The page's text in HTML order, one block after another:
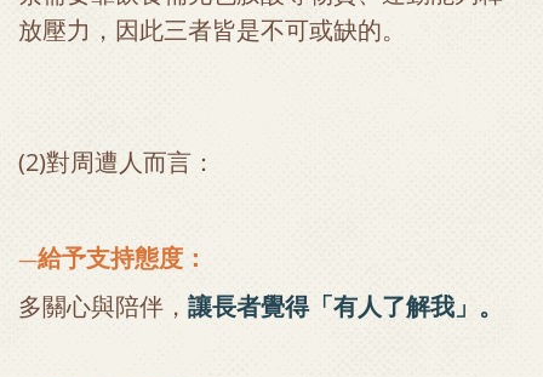
放壓力，因此三者皆是不可或缺的。
(2)對周遭人而言：
—給予支持態度：
多關心與陪伴， 讓長者覺得「有人了解我」。